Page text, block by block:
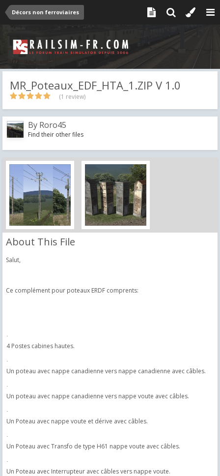
Décors non ferroviaires
MR_Poteaux_EDF_HTA_1.ZIP V 1.0
(1 review)
By Roro45
Find their other files
About This File
Salut,
Ce complément pour poteaux ERDF comprents:
·
4 Postes cabines hautes.
·
Un poteau avec nappe canadienne vers nappe canadienne avec câbles.
·
Un poteau avec nappe canadienne vers nappe voute avec câbles.
·
Un Poteau avec nappe voute et dérive avec câbles.
·
Un Poteau avec Transfo de type H61 nappe voute avec câbles.
·
Un Poteau avec Interrupteur avec câbles vers nappe voute.